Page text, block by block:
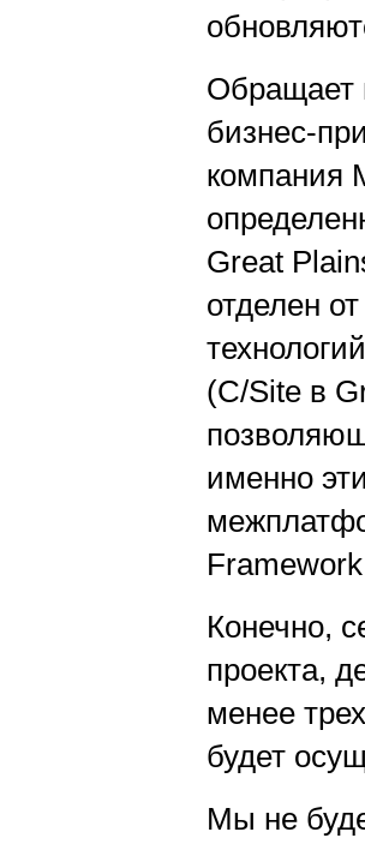
Обращает
бизнес-
компания
Great
отделен
(C/Site в
именно
Конечно,
проекта,
менее
будет
Мы не